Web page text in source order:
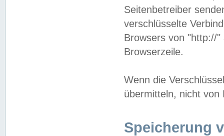
Seitenbetreiber
verschlüsselte
Browsers von "http://
Browserzeile.
Wenn die
übermitteln, nicht von
Speicherung